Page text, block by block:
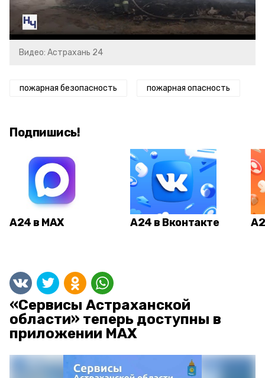
Video
Видео: Астрахань 24
пожарная безопасность пожарная опасность
Подпишись!
А24 в MAX А24 в Вконтакте
«Сервисы Астраханской
области» теперь доступны в
приложении MAX